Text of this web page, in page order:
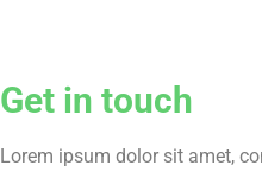
Get in touch
Lorem ipsum dolor sit amet,